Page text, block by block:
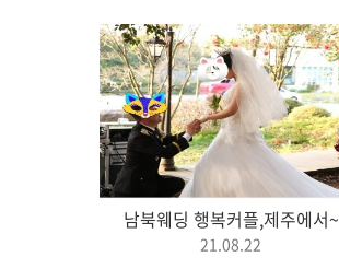
남북웨딩 행복커플,제주에서~
21.08.22